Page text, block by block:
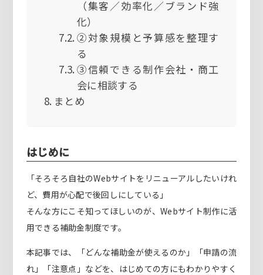
（集客／効率化／ブランド強
化）
②対象規模と予算感を整理す
る
③信頼できる制作会社・商工
会に相談する
まとめ
はじめに
「そろそろ自社のWebサイトをリニューアルしたいけれ
ど、費用が心配で後回しにしている」
そんな方にこそ知ってほしいのが、Webサイト制作に活
用できる補助金制度です。
本記事では、「どんな補助金が使えるのか」「申請の流
れ」「注意点」などを、はじめての方にもわかりやすく